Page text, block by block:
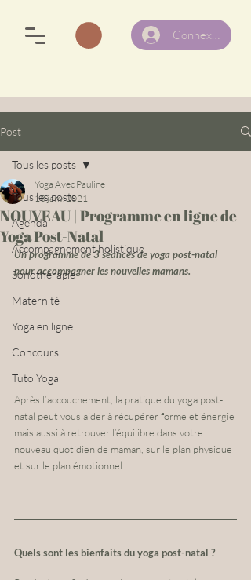
Connexion
Post
Tous les posts
Agenda
Accompagnement holistique
Sonothérapie
Maternité
Yoga en ligne
Concours
Tuto Yoga
Tous les posts
NOUVEAU | Programme en ligne de
Yoga Post-Natal
Yoga Avec Pauline
13 janv. 2021
Un programme de 3 séances de yoga post-natal
pour accompagner les nouvelles mamans.
Après l’accouchement, la pratique du yoga post-
natal peut vous aider à récupérer forme et énergie
mais aussi à retrouver l’équilibre dans votre
nouveau quotidien de maman, sur le plan physique
et sur le plan émotionnel.
Quels sont les bienfaits du yoga post-natal ?